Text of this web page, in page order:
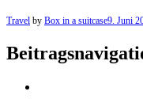
Travel by Box in a suitcase9. Juni